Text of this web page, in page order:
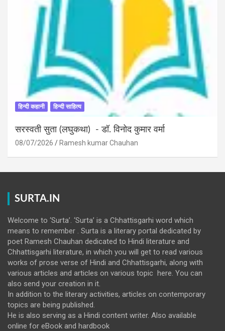
हिन्दी कहानी हिन्दी साहित्य
सरस्वती सुता (लघुकथा) ​- डॉ. विनोद कुमार वर्मा
08/07/2026 Ramesh kumar Chauhan
SURTA.IN
Welcome to ‘Surta’. ‘Surta’ is a Chhattisgarhi word which
means to remember . Surta is a literary portal dedicated by
poet Ramesh Chauhan dedicated to Hindi literature and
Chhattisgarhi literature, in which you will get to read various
works of prose verse of Hindi and Chhattisgarhi, along with
various articles and articles on various topic here. You can
also send your creation in it.
In addition to the literary activities, articles on contemporary
topics are being published.
He is also serving as a Hindi content writer. Also available
online for eBook and hardbook